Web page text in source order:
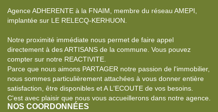
Agence ADHERENTE à la FNAIM, membre du réseau AMEPI,
implantée sur LE RELECQ-KERHUON.
Notre proximité immédiate nous permet de faire appel
directement à des ARTISANS de la commune. Vous pouvez
compter sur notre REACTIVITE.
Parce que nous aimons PARTAGER notre passion de l'immobilier,
nous sommes particulièrement attachées à vous donner entière
satisfaction, être disponibles et A L'ECOUTE de vos besoins.
C'est avec plaisir que nous vous accueillerons dans notre agence.
NOS COORDONNÉES